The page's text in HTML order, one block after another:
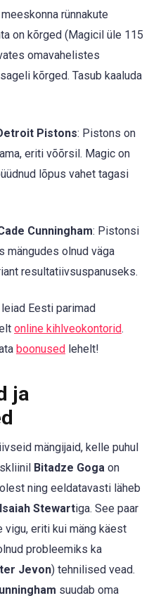
rünnakute
on kõrged (Magicil üle 115
omavahelistes
kõrged. Tasub kaaluda
Pistons: Pistons on
eriti võõrsil. Magic on
lõpus vahet tagasi
Cunningham: Pistonsi
mängudes olnud väga
resultatiivsuspanuseks.
Eesti parimad
online kihlveokontorid.
boonused lehelt!
ja
mängijaid, kelle puhul
Bitadze Goga on
ning eeldatavasti läheb
Isaiah Stewartiga. See paar
eriti kui mäng käest
probleemiks ka
Jevon) tehnilised vead.
suudab oma